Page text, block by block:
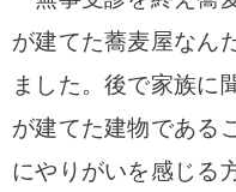
が建てた蕎麦屋なん
ました。後で家族に
が建てた建物である
にやりがいを感じる